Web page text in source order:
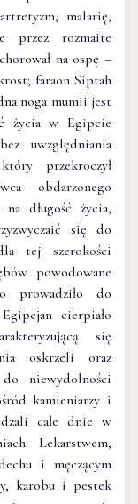
malarię,
przez rozmaite
na ospę –
faraon Siptah
noga mumii jest
życia w Egipcie
uwzględniania
przekroczył
obdarzonego
długość życia,
się do
tej szerokości
powodowane
prowadziło do
cierpiało
się
oskrzeli oraz
niewydolności
kamieniarzy i
całe dnie w
Lekarstwem,
i męczącym
karobu i pestek